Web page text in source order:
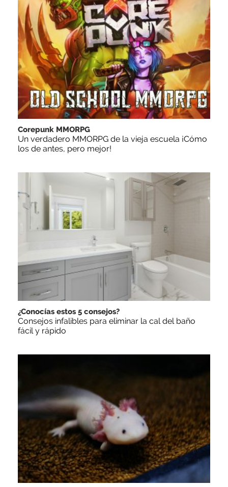
Corepunk MMORPG
Un verdadero MMORPG de la vieja escuela ¡Cómo
los de antes, pero mejor!
¿Conocías estos 5 consejos?
Consejos infalibles para eliminar la cal del baño
fácil y rápido